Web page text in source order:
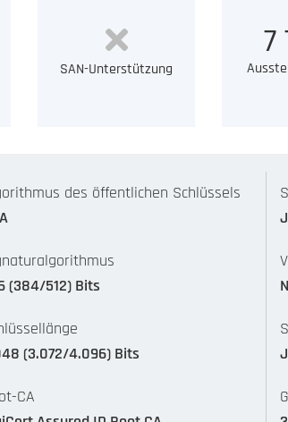
SAN-Unterstützung
7
des öffentlichen Schlüssels
(384/512) Bits
(3.072/4.096) Bits
CA